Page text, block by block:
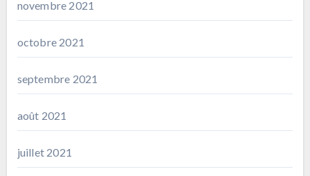
novembre 2021
octobre 2021
septembre 2021
août 2021
juillet 2021